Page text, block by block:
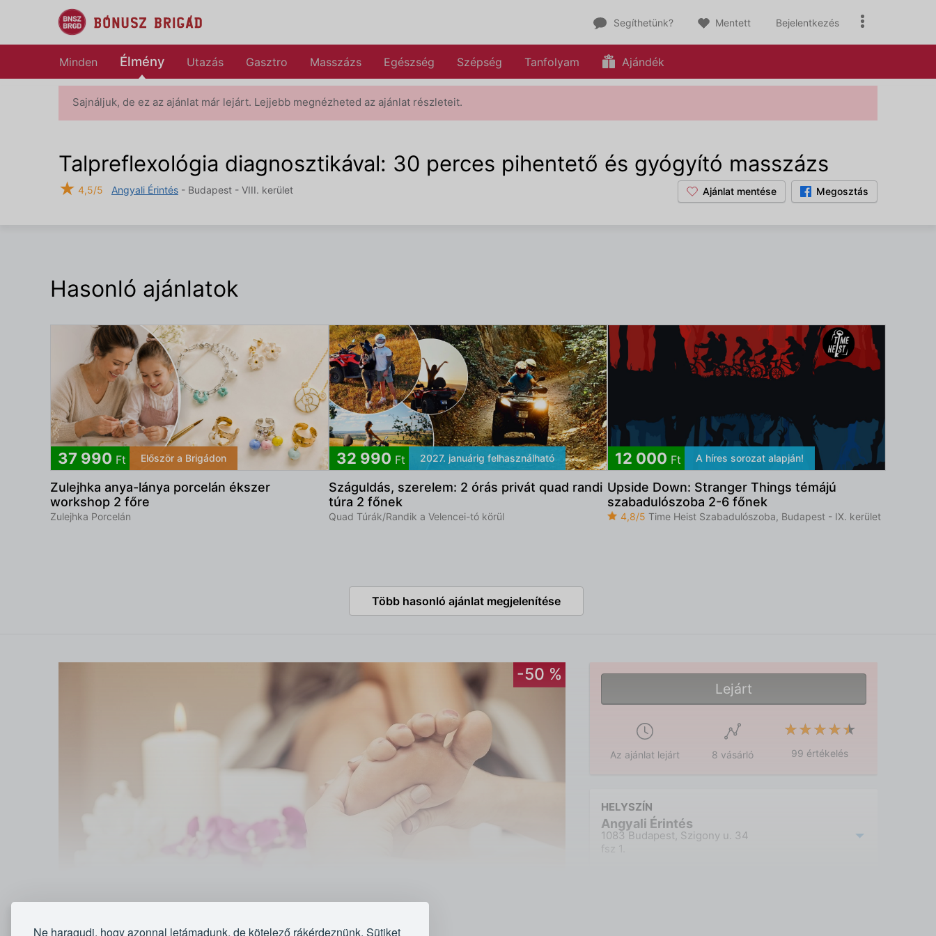
Ne haragudj, hogy azonnal letámadunk, de kötelező rákérdeznünk. Sütiket
Segíthetünk? Mentett Bejelentkezés
Minden Élmény Utazás Gasztro Masszázs Egészség Szépség Tanfolyam Ajándék
Sajnáljuk, de ez az ajánlat már lejárt. Lejjebb megnézheted az ajánlat részleteit.
Talpreflexológia diagnosztikával: 30 perces pihentető és gyógyító masszázs
Megosztás
Ajánlat mentése
★ 4,5/5 Angyali Érintés - Budapest - VIII. kerület
Hasonló ajánlatok
37 990 Ft Először a Brigádon
Zulejhka anya-lánya porcelán ékszer
workshop 2 főre
Zulejhka Porcelán
32 990 Ft 2027. januárig felhasználható
Száguldás, szerelem: 2 órás privát quad randi
túra 2 főnek
Quad Túrák/Randik a Velencei-tó körül
12 000 Ft A híres sorozat alapján!
Upside Down: Stranger Things témájú
szabadulószoba 2-6 főnek
4,8/5 Time Heist Szabadulószoba, Budapest - IX. kerület
Több hasonló ajánlat megjelenítése
-50 %
Lejárt
Az ajánlat lejárt 8 vásárló
★★★★★
★★★★★
99 értékelés
HELYSZÍN
Angyali Érintés
1083 Budapest, Szigony u. 34
fsz 1.